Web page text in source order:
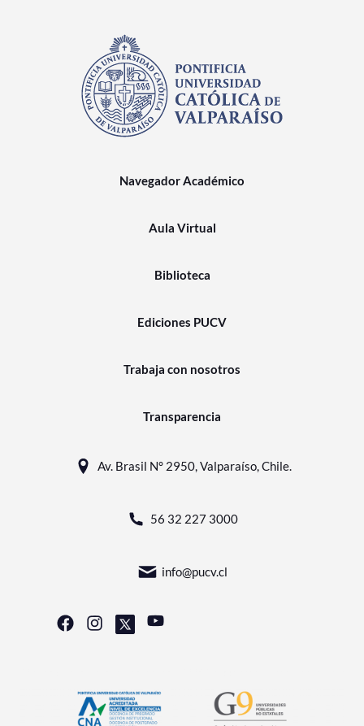
Navegador Académico
Aula Virtual
Biblioteca
Ediciones PUCV
Trabaja con nosotros
Transparencia
Av. Brasil N° 2950, Valparaíso, Chile.
56 32 227 3000
info@pucv.cl